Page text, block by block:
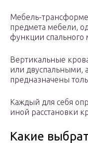
Мебель-
предмета мебели,
функции спального
Вертикальные
или двуспальными,
предназначены
Каждый для себя
иной расстановки
Какие